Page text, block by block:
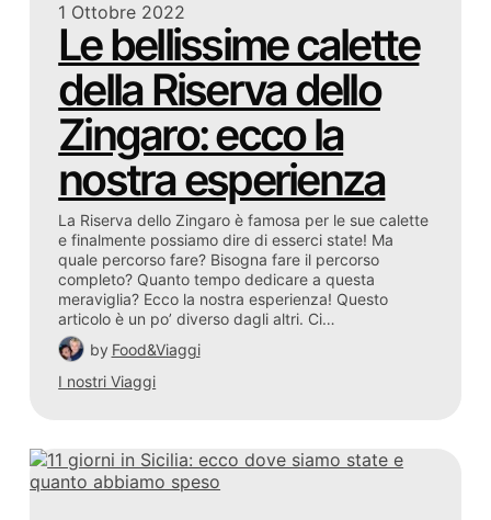
1 Ottobre 2022
Le bellissime calette
della Riserva dello
Zingaro: ecco la
nostra esperienza
La Riserva dello Zingaro è famosa per le sue calette
e finalmente possiamo dire di esserci state! Ma
quale percorso fare? Bisogna fare il percorso
completo? Quanto tempo dedicare a questa
meraviglia? Ecco la nostra esperienza! Questo
articolo è un po’ diverso dagli altri. Ci…
by Food&Viaggi
I nostri Viaggi